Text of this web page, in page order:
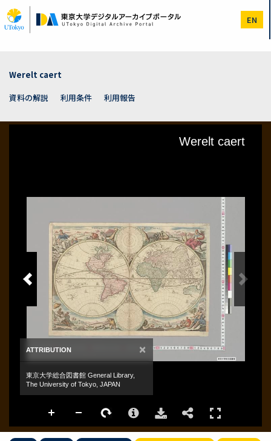
イ
ン
EN
Werelt caert
資料の解説
利用条件 利用報告